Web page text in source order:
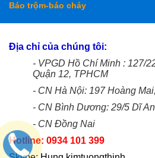
Báo trộm-báo cháy
Địa chỉ của chúng tôi:
- VPGD Hồ Chí Minh : 127/
Quận 12, TPHCM
- CN Hà Nội: 197 Hoàng
- CN Bình Dương: 29/5 Dĩ
- CN Đồng Nai
Hotline: 0934 101 399